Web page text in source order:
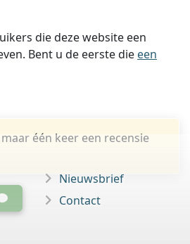
die deze website een
Bent u de eerste die een
één keer een recensie
Nieuwsbrief
Contact